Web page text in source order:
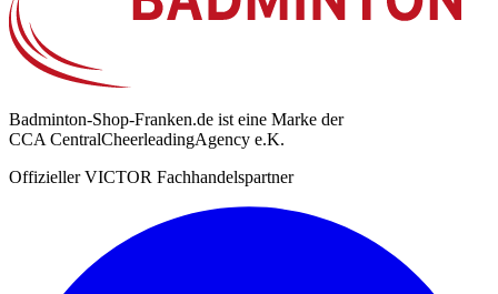
Badminton-Shop-Franken.de ist eine Marke der
CCA CentralCheerleadingAgency e.K.
Offizieller VICTOR Fachhandelspartner